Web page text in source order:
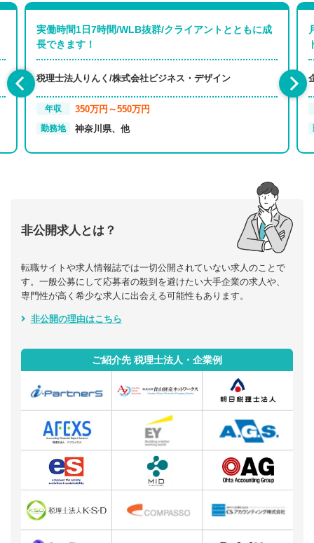
実働時間1日7時間/WLB抜群/クライアントとともに成
長できます！
税理士法人りんく/株式会社ビジネス・デザイン
年収 350万円～550万円
勤務地 神奈川県、他
非公開求人とは？
転職サイトや求人情報誌では一切公開されていない求人のことで
す。一般公募にして応募者の殺到を避けたい大手企業の求人や、
専門性が高く希少な求人に出会える可能性もあります。
非公開の理由はこちら
ご紹介先 税理士法人・企業例